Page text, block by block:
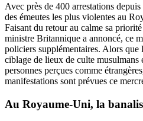
Avec près de 400 arrestations
des émeutes les plus violentes au
Faisant du retour au calme sa
ministre Britannique a annoncé, ce
policiers supplémentaires. Alors que
ciblage de lieux de culte musulmans
personnes perçues comme
manifestations sont prévues ce
Au Royaume-Uni, la